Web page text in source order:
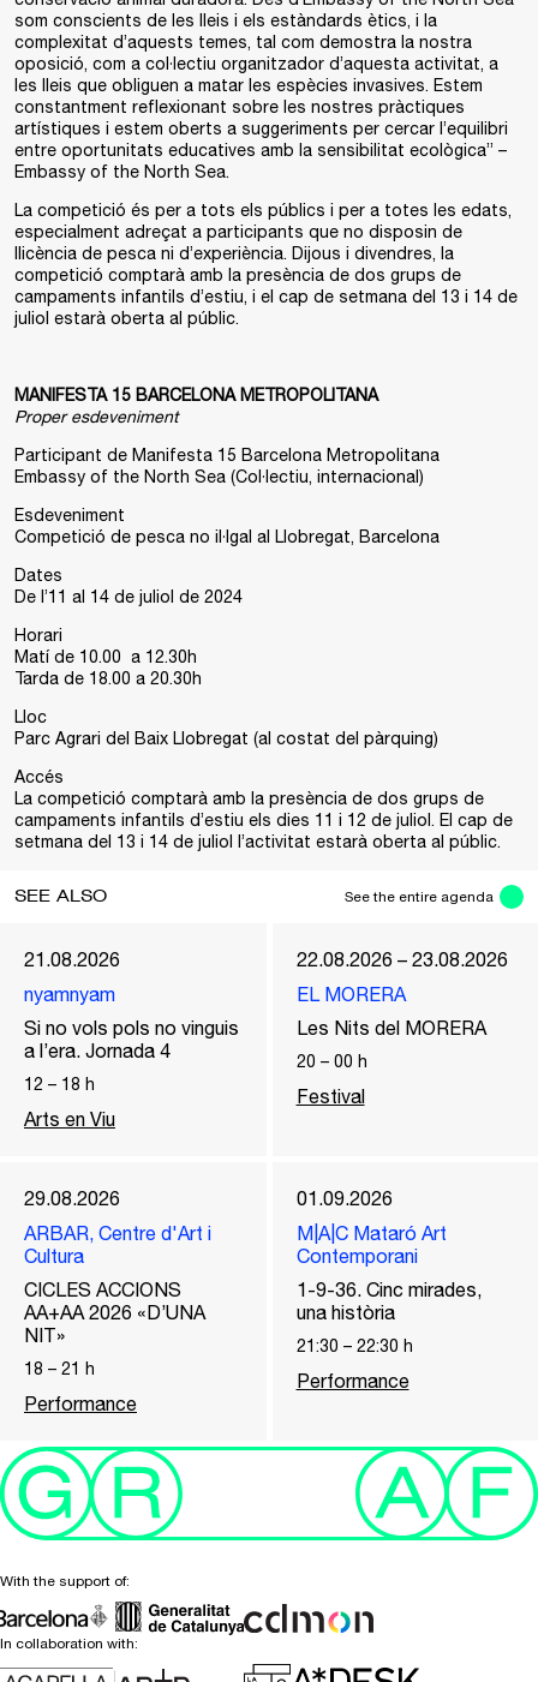
som conscients de les lleis i els estàndards ètics, i la
complexitat d’aquests temes, tal com demostra la nostra
oposició, com a col·lectiu organitzador d’aquesta activitat, a
les lleis que obliguen a matar les espècies invasives. Estem
constantment reflexionant sobre les nostres pràctiques
artístiques i estem oberts a suggeriments per cercar l’equilibri
entre oportunitats educatives amb la sensibilitat ecològica” –
Embassy of the North Sea.
La competició és per a tots els públics i per a totes les edats,
especialment adreçat a participants que no disposin de
llicència de pesca ni d’experiència. Dijous i divendres, la
competició comptarà amb la presència de dos grups de
campaments infantils d’estiu, i el cap de setmana del 13 i 14 de
juliol estarà oberta al públic.
MANIFESTA 15 BARCELONA METROPOLITANA
Proper esdeveniment
Participant de Manifesta 15 Barcelona Metropolitana
Embassy of the North Sea (Col·lectiu, internacional)
Esdeveniment
Competició de pesca no il·lgal al Llobregat, Barcelona
Dates
De l’11 al 14 de juliol de 2024
Horari
Matí de 10.00 a 12.30h
Tarda de 18.00 a 20.30h
Lloc
Parc Agrari del Baix Llobregat (al costat del pàrquing)
Accés
La competició comptarà amb la presència de dos grups de
campaments infantils d’estiu els dies 11 i 12 de juliol. El cap de
setmana del 13 i 14 de juliol l’activitat estarà oberta al públic.
SEE ALSO See the entire agenda
21.08.2026
nyamnyam
Si no vols pols no vinguis
a l’era. Jornada 4
12 – 18 h
Arts en Viu
22.08.2026 – 23.08.2026
EL MORERA
Les Nits del MORERA
20 – 00 h
Festival
29.08.2026
ARBAR, Centre d'Art i
Cultura
CICLES ACCIONS
AA+AA 2026 «D’UNA
NIT»
18 – 21 h
Performance
01.09.2026
M|A|C Mataró Art
Contemporani
1-9-36. Cinc mirades,
una història
21:30 – 22:30 h
Performance
With the support of:
In collaboration with: